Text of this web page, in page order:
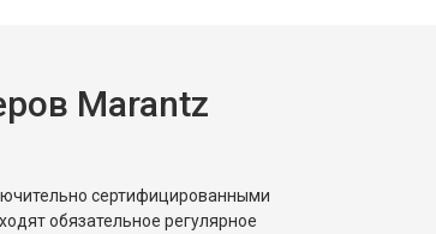
Marantz
сертифицированными
обязательное регулярное